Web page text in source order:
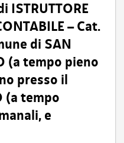
ISTRUTTORE
– Cat.
di SAN
(a tempo pieno
presso il
(a tempo
e